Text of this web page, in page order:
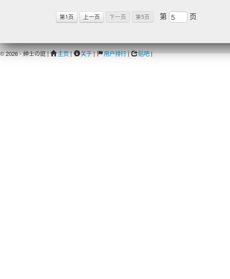
第1页 上一页 下一页 第5页 第 页
© 2026 - 紳士の庭 | 主页| 关于| 用户排行| 贴吧|